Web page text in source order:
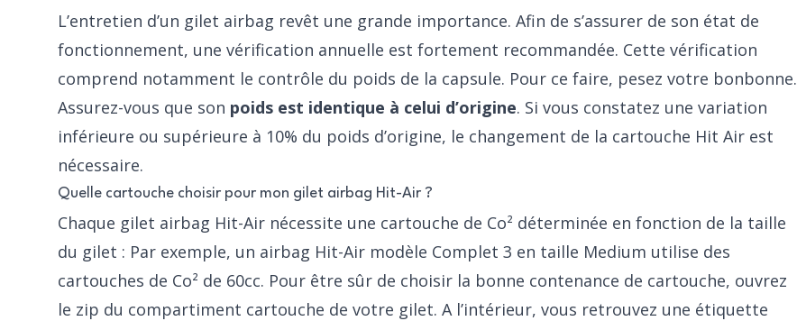
L’entretien d’un gilet airbag revêt une grande importance. Afin de s’assurer de son état de
fonctionnement, une vérification annuelle est fortement recommandée. Cette vérification
comprend notamment le contrôle du poids de la capsule. Pour ce faire, pesez votre bonbonne.
Assurez-vous que son poids est identique à celui d’origine. Si vous constatez une variation
inférieure ou supérieure à 10% du poids d’origine, le changement de la cartouche Hit Air est
nécessaire.
Quelle cartouche choisir pour mon gilet airbag Hit-Air ?
Chaque gilet airbag Hit-Air nécessite une cartouche de Co² déterminée en fonction de la taille
du gilet : Par exemple, un airbag Hit-Air modèle Complet 3 en taille Medium utilise des
cartouches de Co² de 60cc. Pour être sûr de choisir la bonne contenance de cartouche, ouvrez
le zip du compartiment cartouche de votre gilet. A l’intérieur, vous retrouvez une étiquette